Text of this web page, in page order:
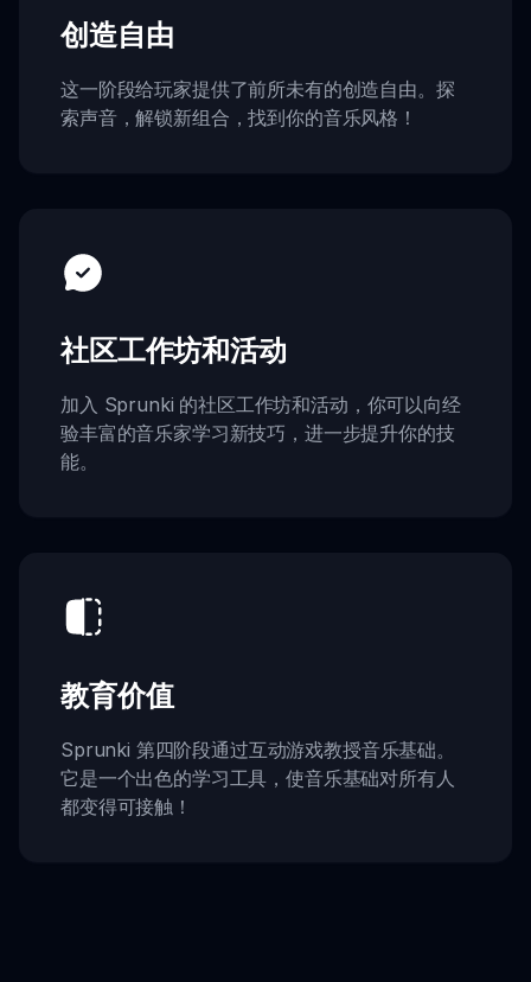
创造自由
这一阶段给玩家提供了前所未有的创造自由。探
索声音，解锁新组合，找到你的音乐风格！
社区工作坊和活动
加入 Sprunki 的社区工作坊和活动，你可以向经
验丰富的音乐家学习新技巧，进一步提升你的技
能。
教育价值
Sprunki 第四阶段通过互动游戏教授音乐基础。
它是一个出色的学习工具，使音乐基础对所有人
都变得可接触！